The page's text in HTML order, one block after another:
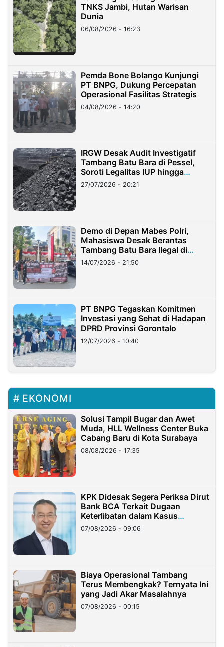
TNKS Jambi, Hutan Warisan
Dunia
06/08/2026 - 16:23
Pemda Bone Bolango Kunjungi
PT BNPG, Dukung Percepatan
Operasional Fasilitas Strategis
04/08/2026 - 14:20
IRGW Desak Audit Investigatif
Tambang Batu Bara di Pessel,
Soroti Legalitas IUP hingga
Stockpile
27/07/2026 - 20:21
Demo di Depan Mabes Polri,
Mahasiswa Desak Berantas
Tambang Batu Bara Ilegal di
Lampung
14/07/2026 - 21:50
PT BNPG Tegaskan Komitmen
Investasi yang Sehat di Hadapan
DPRD Provinsi Gorontalo
12/07/2026 - 10:40
EKONOMI
Solusi Tampil Bugar dan Awet
Muda, HLL Wellness Center Buka
Cabang Baru di Kota Surabaya
08/08/2026 - 17:35
KPK Didesak Segera Periksa Dirut
Bank BCA Terkait Dugaan
Keterlibatan dalam Kasus
Hilangnya Dana Nasabah Rp2,58
Miliar
07/08/2026 - 09:06
Biaya Operasional Tambang
Terus Membengkak? Ternyata Ini
yang Jadi Akar Masalahnya
07/08/2026 - 00:15